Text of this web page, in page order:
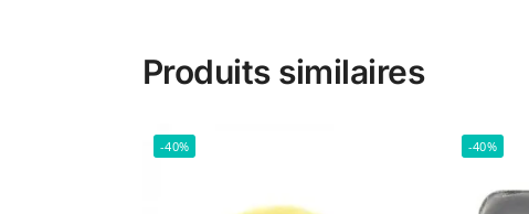
Produits similaires
-40% -40%